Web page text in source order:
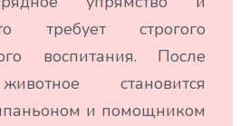
требует строгого
воспитания. После
становится
и помощником